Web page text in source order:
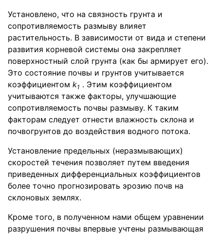
Установлено, что на связность грунта и
сопротивляемость размыву влияет
растительность. В зависимости от вида и степени
развития корневой системы она закрепляет
поверхностный слой грунта (как бы армирует его).
Это состояние почвы и грунтов учитывается
коэффициентом k1 . Этим коэффициентом
учитываются также факторы, улучшающие
сопротивляемость почвы размыву. К таким
факторам следует отнести влажность склона и
почвогрунтов до воздействия водного потока.
Установление предельных (неразмывающих)
скоростей течения позволяет путем введения
приведенных дифференциальных коэффициентов
более точно прогнозировать эрозию почв на
склоновых землях.
Кроме того, в полученном нами общем уравнении
разрушения почвы впервые учтены размывающая